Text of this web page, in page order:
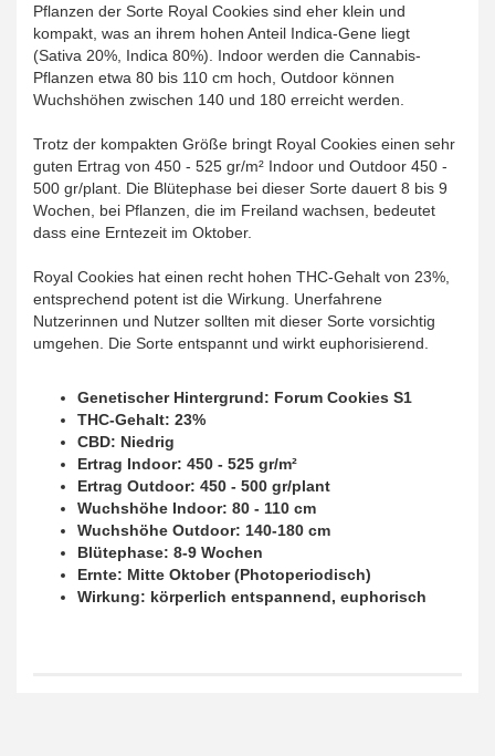
Pflanzen der Sorte Royal Cookies sind eher klein und
kompakt, was an ihrem hohen Anteil Indica-Gene liegt
(Sativa 20%, Indica 80%). Indoor werden die Cannabis-
Pflanzen etwa 80 bis 110 cm hoch, Outdoor können
Wuchshöhen zwischen 140 und 180 erreicht werden.
Trotz der kompakten Größe bringt Royal Cookies einen sehr
guten Ertrag von 450 - 525 gr/m² Indoor und Outdoor 450 -
500 gr/plant. Die Blütephase bei dieser Sorte dauert 8 bis 9
Wochen, bei Pflanzen, die im Freiland wachsen, bedeutet
dass eine Erntezeit im Oktober.
Royal Cookies hat einen recht hohen THC-Gehalt von 23%,
entsprechend potent ist die Wirkung. Unerfahrene
Nutzerinnen und Nutzer sollten mit dieser Sorte vorsichtig
umgehen. Die Sorte entspannt und wirkt euphorisierend.
Genetischer Hintergrund: Forum Cookies S1
THC-Gehalt: 23%
CBD: Niedrig
Ertrag Indoor: 450 - 525 gr/m²
Ertrag Outdoor: 450 - 500 gr/plant
Wuchshöhe Indoor: 80 - 110 cm
Wuchshöhe Outdoor: 140-180 cm
Blütephase: 8-9 Wochen
Ernte: Mitte Oktober (Photoperiodisch)
Wirkung: körperlich entspannend, euphorisch